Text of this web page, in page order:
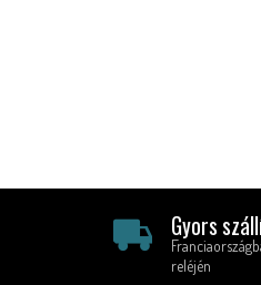
Gyors
reléjén